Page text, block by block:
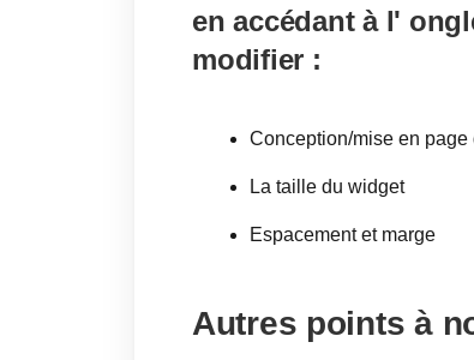
en accédant à l'
modifier :
Conception/mise en page
La taille du widget
Espacement et marge
Autres points à